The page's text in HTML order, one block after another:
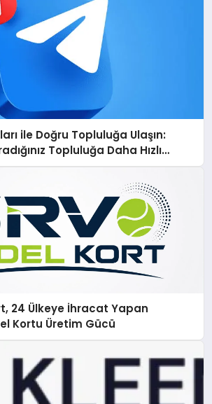
ile Doğru Topluluğa Ulaşın:
Topluluğa Daha Hızlı
24 Ülkeye İhracat Yapan
Kortu Üretim Gücü